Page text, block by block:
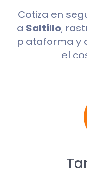
Cotiza en
a Saltillo,
plataforma y
el